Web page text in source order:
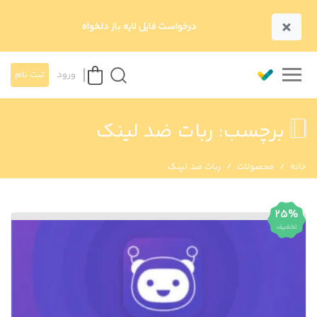
× درخواست فایل لایه باز دلخواه
ورود ثبت نام
برچسب: ربات ضد لینک
خانه محصولات ربات ضد لینک
25%
تخفیف